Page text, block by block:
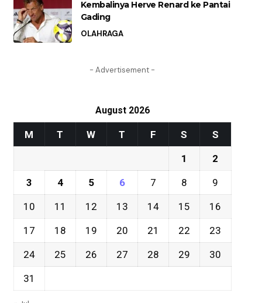
Kembalinya Herve Renard ke Pantai
Gading
OLAHRAGA
- Advertisement -
August 2026
M T W T F S S
1 2
3 4 5 6 7 8 9
10 11 12 13 14 15 16
17 18 19 20 21 22 23
24 25 26 27 28 29 30
31